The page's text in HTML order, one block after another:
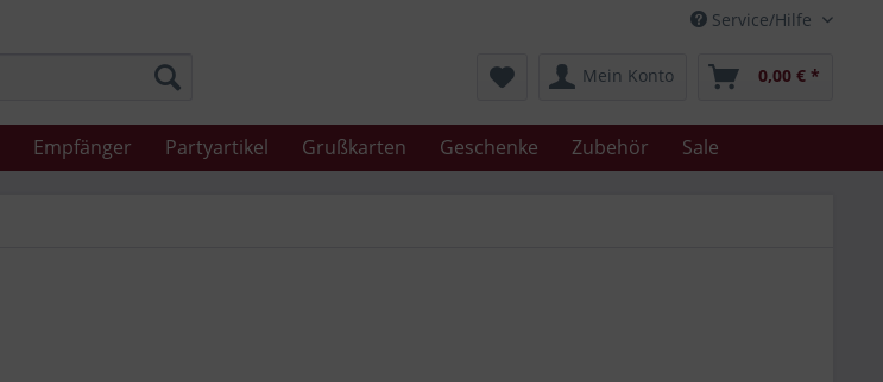
Service/Hilfe
Mein Konto 0,00 € *
Empfänger Partyartikel Grußkarten Geschenke Zubehör Sale